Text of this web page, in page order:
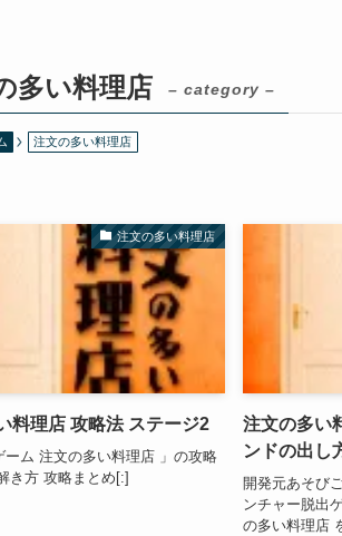
多い料理店 – category –
注文の多い料理店
注文の多い料理店
料理店 攻略法 ステージ2
ーム 注文の多い料理店 」の攻略
き方 攻略まとめ[:]
注文の多い
ンドの出し
開発元あそび
ンチャー脱出
の多い料理店